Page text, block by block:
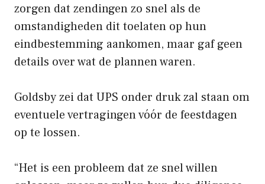
zorgen dat zendingen zo snel als de
omstandigheden dit toelaten op hun
eindbestemming aankomen, maar gaf geen
details over wat de plannen waren.
Goldsby zei dat UPS onder druk zal staan ​​om
eventuele vertragingen vóór de feestdagen
op te lossen.
“Het is een probleem dat ze snel willen